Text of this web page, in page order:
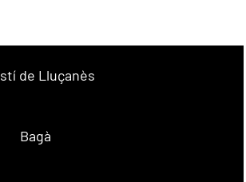
de Lluçanès
Bagà